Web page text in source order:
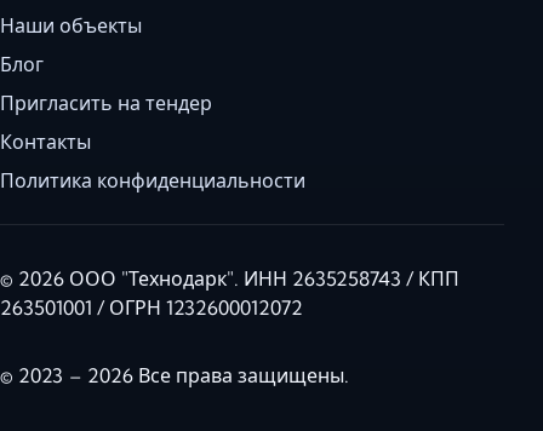
Наши объекты
Блог
Пригласить на тендер
Контакты
Политика конфиденциальности
© 2026 ООО "Технодарк". ИНН 2635258743 / КПП
263501001 / ОГРН 1232600012072
© 2023 – 2026 Все права защищены.